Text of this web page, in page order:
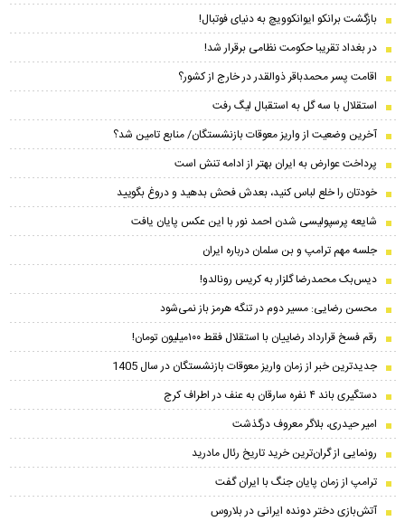
بازگشت برانکو ایوانکوویچ به دنیای فوتبال!
در بغداد تقریبا حکومت نظامی برقرار شد!
اقامت پسر محمدباقر ذوالقدر در خارج از کشور؟
استقلال با سه گل به استقبال لیگ رفت
آخرین وضعیت از واریز معوقات بازنشستگان/ منابع تامین شد؟
پرداخت عوارض به ایران بهتر از ادامه تنش است
خودتان را خلع لباس کنید، بعدش فحش بدهید و دروغ بگویید
شایعه پرسپولیسی شدن احمد نور با این عکس پایان یافت
جلسه مهم ترامپ و بن سلمان درباره ایران
دیس‌بک محمدرضا گلزار به کریس رونالدو!
محسن رضایی: مسیر دوم در تنگه هرمز باز نمی‌شود
رقم فسخ قرارداد رضاییان با استقلال فقط ۱۰۰میلیون تومان!
جدیدترین خبر از زمان واریز معوقات بازنشستگان در سال 1405
دستگیری باند ۴ نفره سارقان به عنف در اطراف کرج
امیر حیدری، بلاگر معروف درگذشت
رونمایی از گران‌ترین خرید تاریخ رئال مادرید
ترامپ از زمان پایان جنگ با ایران گفت
آتش‌بازی دختر دونده ایرانی در بلاروس